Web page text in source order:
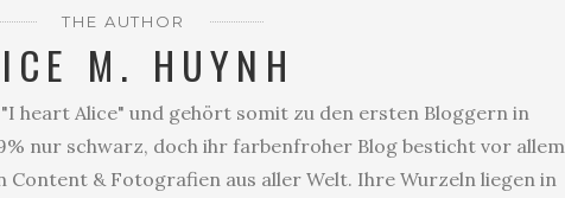
THE AUTHOR
M. HUYNH
heart Alice" und gehört somit zu den ersten Bloggern in
nur schwarz, doch ihr farbenfroher Blog besticht vor allem
Content & Fotografien aus aller Welt. Ihre Wurzeln liegen in